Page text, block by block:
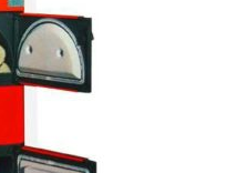
2.510,00 €